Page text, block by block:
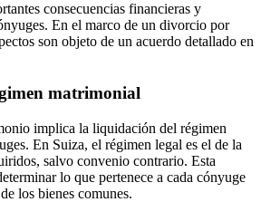
consecuencias financieras y
En el marco de un divorcio por
son objeto de un acuerdo detallado en
matrimonial
implica la liquidación del régimen
En Suiza, el régimen legal es el de la
salvo convenio contrario. Esta
lo que pertenece a cada cónyuge
los bienes comunes.